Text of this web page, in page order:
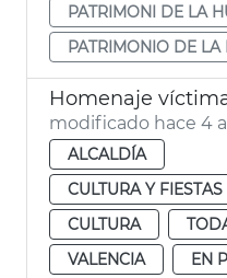
PATRIMONI DE LA
PATRIMONIO DE
Homenaje
modificado hace 4
ALCALDÍA
CULTURA Y
CULTURA
VALENCIA
EN